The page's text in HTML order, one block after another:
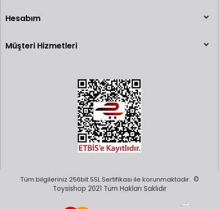
Hesabım
Müşteri Hizmetleri
Tüm bilgileriniz 256bit SSL Sertifikası ile korunmaktadır. ©
Toysishop 2021 Tüm Hakları Saklıdır